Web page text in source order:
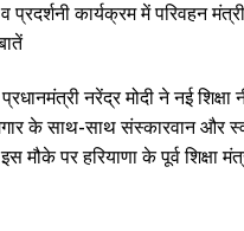
नरेंद्र मोदी ने नई
के साथ-साथ संस्कारवान और
मौके पर हरियाणा के पूर्व शिक्षा